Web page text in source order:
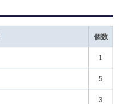
個数
1
5
3